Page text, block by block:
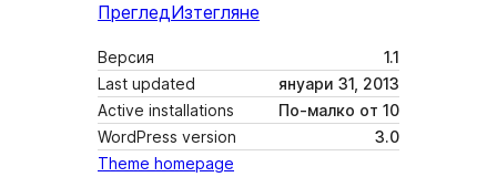
ПрегледИзтегляне
Версия
1.1
Last updated
януари 31, 2013
Active installations
По-малко от 10
WordPress version
3.0
Theme homepage